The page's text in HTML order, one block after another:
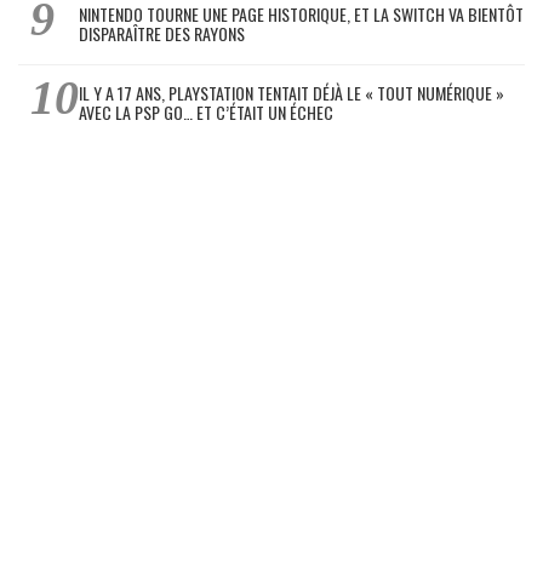
NINTENDO TOURNE UNE PAGE HISTORIQUE, ET LA SWITCH VA BIENTÔT
DISPARAÎTRE DES RAYONS
IL Y A 17 ANS, PLAYSTATION TENTAIT DÉJÀ LE « TOUT NUMÉRIQUE »
AVEC LA PSP GO… ET C’ÉTAIT UN ÉCHEC